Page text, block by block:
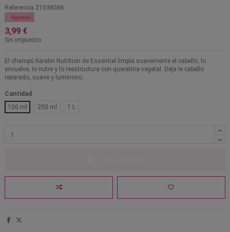
Referencia 21038086
 Agotado
3,99 €
Sin impuesto
El champú Keratin Nutrition de Essentiel limpia suavemente el cabello, lo
envuelve, lo nutre y lo reestructura con queratina vegetal. Deja le cabello
reparado, suave y luminoso.
Cantidad
100 ml
250 ml 1 L